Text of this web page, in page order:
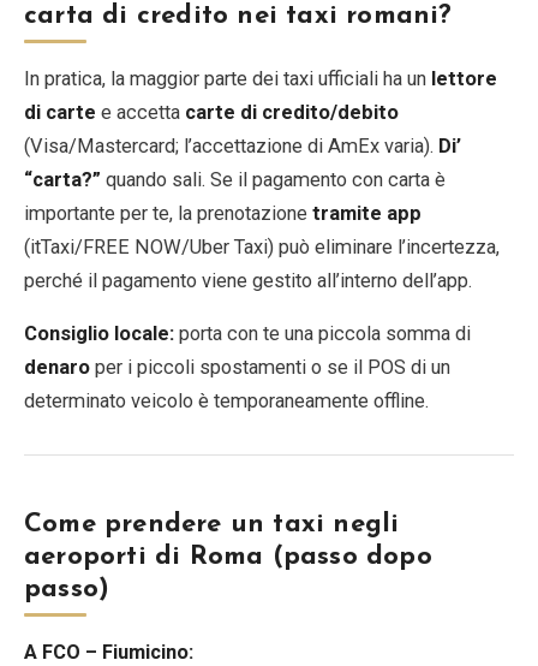
carta di credito nei taxi romani?
In pratica, la maggior parte dei taxi ufficiali ha un lettore
di carte e accetta carte di credito/debito
(Visa/Mastercard; l’accettazione di AmEx varia). Di’
“carta?” quando sali. Se il pagamento con carta è
importante per te, la prenotazione tramite app
(itTaxi/FREE NOW/Uber Taxi) può eliminare l’incertezza,
perché il pagamento viene gestito all’interno dell’app.
Consiglio locale: porta con te una piccola somma di
denaro per i piccoli spostamenti o se il POS di un
determinato veicolo è temporaneamente offline.
Come prendere un taxi negli
aeroporti di Roma (passo dopo
passo)
A FCO – Fiumicino: